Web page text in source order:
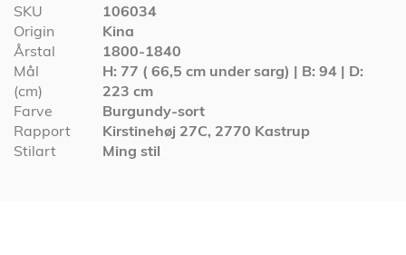
Specifikationer
SKU
106034
Origin
Kina
Årstal
1800-1840
Mål
(cm)
H: 77 ( 66,5 cm under sarg) | B: 94 | D:
223 cm
Farve
Burgundy-sort
Rapport
Kirstinehøj 27C, 2770 Kastrup
Stilart
Ming stil